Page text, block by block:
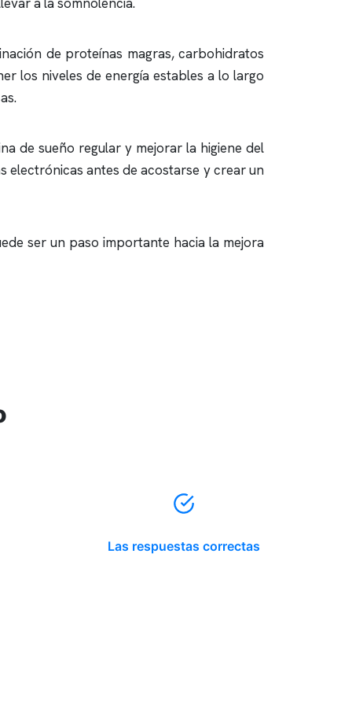
de proteínas magras, carbohidratos
los niveles de energía estables a lo largo
de sueño regular y mejorar la higiene del
electrónicas antes de acostarse y crear un
ser un paso importante hacia la mejora
Las respuestas correctas